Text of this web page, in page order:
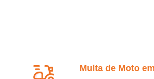
Multa de Moto